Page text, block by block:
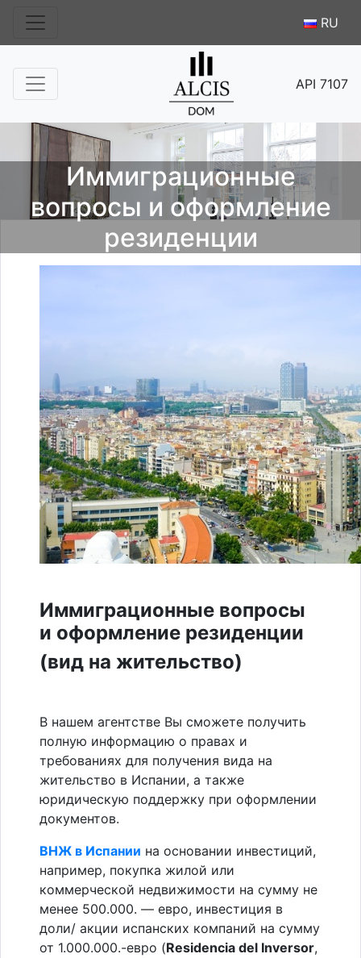
RU
API 7107
Иммиграционные
вопросы и оформление
резиденции
Иммиграционные вопросы
и оформление резиденции
(вид на жительство)
В нашем агентстве Вы сможете получить
полную информацию о правах и
требованиях для получения вида на
жительство в Испании, а также
юридическую поддержку при оформлении
документов.
ВНЖ в Испании на основании инвестиций,
например, покупка жилой или
коммерческой недвижимости на сумму не
менее 500.000. — евро, инвестиция в
доли/ акции испанских компаний на сумму
от 1.000.000.-евро (Residencia del Inversor,